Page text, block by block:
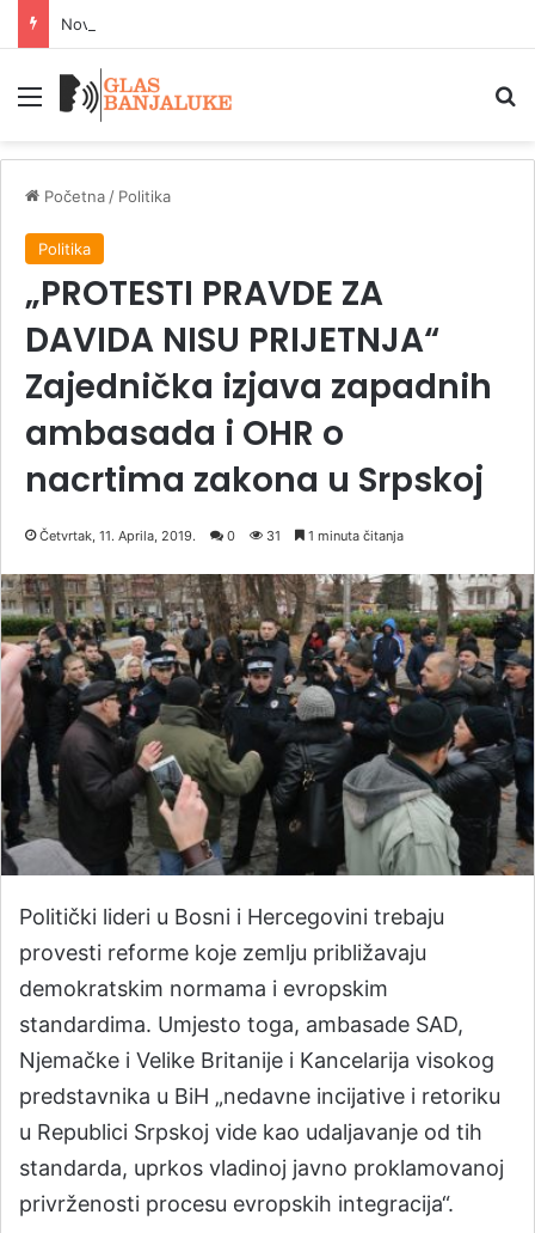
Nove vrućine stižu: Živa će danas skočiti do 39 stepeni
Meni
Početna / Politika
Politika
„PROTESTI PRAVDE ZA
DAVIDA NISU PRIJETNJA“
Zajednička izjava zapadnih
ambasada i OHR o
nacrtima zakona u Srpskoj
Četvrtak, 11. Aprila, 2019. 0 31 1 minuta čitanja
Politički lideri u Bosni i Hercegovini trebaju
provesti reforme koje zemlju približavaju
demokratskim normama i evropskim
standardima. Umjesto toga, ambasade SAD,
Njemačke i Velike Britanije i Kancelarija visokog
predstavnika u BiH „nedavne incijative i retoriku
u Republici Srpskoj vide kao udaljavanje od tih
standarda, uprkos vladinoj javno proklamovanoj
privrženosti procesu evropskih integracija“.